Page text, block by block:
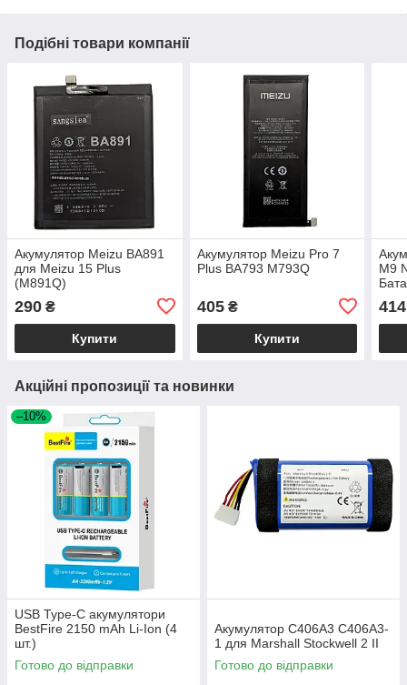
Подібні товари компанії
Акумулятор Meizu BA891
для Meizu 15 Plus
(M891Q)
290 ₴
Купити
Акумулятор Meizu Pro 7
Plus BA793 M793Q
405₴
Купити
M9
414
Акційні пропозиції та новинки
–10%
USB Type-C акумулятори
BestFire 2150 mAh Li-Ion (4
шт.)
Готово до відправки
Акумулятор C406A3 C406A3-
1 для Marshall Stockwell 2 II
Готово до відправки